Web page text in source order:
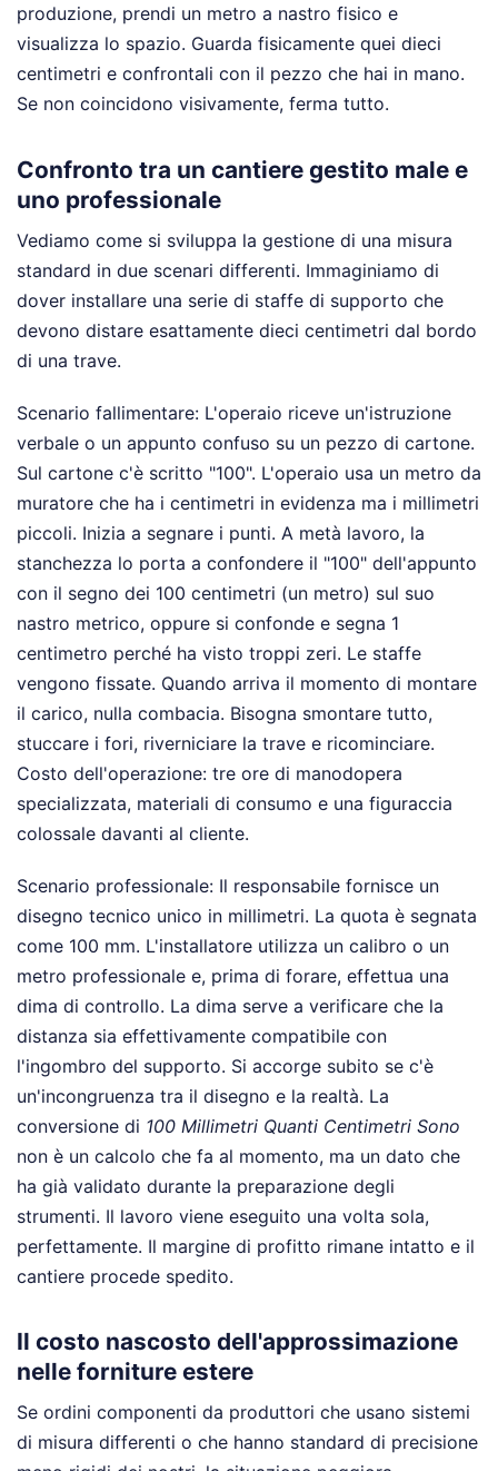
produzione, prendi un metro a nastro fisico e
visualizza lo spazio. Guarda fisicamente quei dieci
centimetri e confrontali con il pezzo che hai in mano.
Se non coincidono visivamente, ferma tutto.
Confronto tra un cantiere gestito male e
uno professionale
Vediamo come si sviluppa la gestione di una misura
standard in due scenari differenti. Immaginiamo di
dover installare una serie di staffe di supporto che
devono distare esattamente dieci centimetri dal bordo
di una trave.
Scenario fallimentare: L'operaio riceve un'istruzione
verbale o un appunto confuso su un pezzo di cartone.
Sul cartone c'è scritto "100". L'operaio usa un metro da
muratore che ha i centimetri in evidenza ma i millimetri
piccoli. Inizia a segnare i punti. A metà lavoro, la
stanchezza lo porta a confondere il "100" dell'appunto
con il segno dei 100 centimetri (un metro) sul suo
nastro metrico, oppure si confonde e segna 1
centimetro perché ha visto troppi zeri. Le staffe
vengono fissate. Quando arriva il momento di montare
il carico, nulla combacia. Bisogna smontare tutto,
stuccare i fori, riverniciare la trave e ricominciare.
Costo dell'operazione: tre ore di manodopera
specializzata, materiali di consumo e una figuraccia
colossale davanti al cliente.
Scenario professionale: Il responsabile fornisce un
disegno tecnico unico in millimetri. La quota è segnata
come 100 mm. L'installatore utilizza un calibro o un
metro professionale e, prima di forare, effettua una
dima di controllo. La dima serve a verificare che la
distanza sia effettivamente compatibile con
l'ingombro del supporto. Si accorge subito se c'è
un'incongruenza tra il disegno e la realtà. La
conversione di 100 Millimetri Quanti Centimetri Sono
non è un calcolo che fa al momento, ma un dato che
ha già validato durante la preparazione degli
strumenti. Il lavoro viene eseguito una volta sola,
perfettamente. Il margine di profitto rimane intatto e il
cantiere procede spedito.
Il costo nascosto dell'approssimazione
nelle forniture estere
Se ordini componenti da produttori che usano sistemi
di misura differenti o che hanno standard di precisione